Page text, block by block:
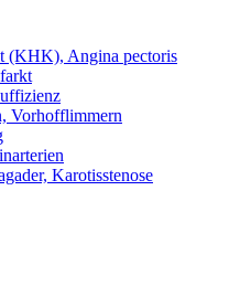
(KHK), Angina pectoris
Vor­hof­flim­mern
Karotis­stenose